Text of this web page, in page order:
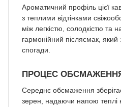
Ароматичний профіль цієї
з теплими відтінками
між легкістю, солодкістю та
гармонійний післясмак,
спогади.
ПРОЦЕС
Середнє обсмаження
зерен, надаючи напою теплі